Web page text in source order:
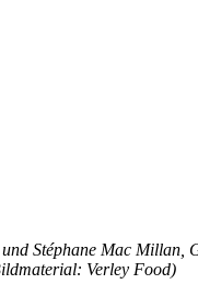
Stéphane Mac Millan,
Verley Food)